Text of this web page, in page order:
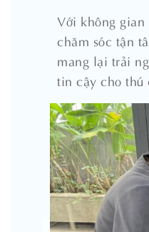
Với không gian
chăm sóc tận
mang lại trải
tin cậy cho thú